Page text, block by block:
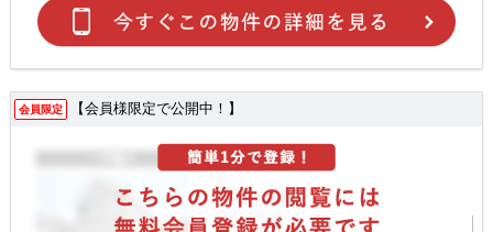
会員限定 【会員様限定で公開中！】